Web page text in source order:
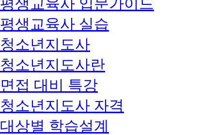
평생교육사 입문가이드
평생교육사 실습
청소년지도사
청소년지도사란
면접 대비 특강
청소년지도사 자격
대상별 학습설계